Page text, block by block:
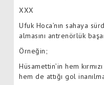
XXX
Ufuk Hoca’nın sahaya
almasını antrenörlük
Örneğin;
Hüsamettin’in hem
hem de attığı gol